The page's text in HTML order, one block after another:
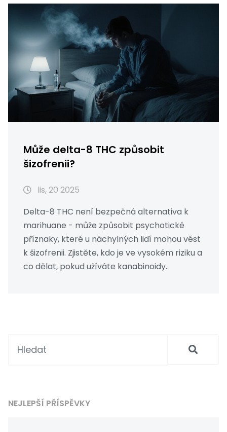
Může delta-8 THC způsobit
šizofrenii?
lis, 20 2025
Delta-8 THC není bezpečná alternativa k
marihuane - může způsobit psychotické
příznaky, které u náchylných lidí mohou vést
k šizofrenii. Zjistěte, kdo je ve vysokém riziku a
co dělat, pokud užíváte kanabinoidy.
NEJLEPŠÍ PŘÍSPĚVKY